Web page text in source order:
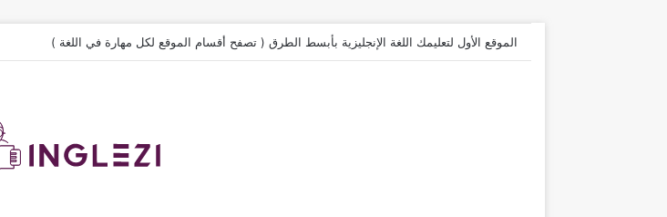
الموقع الأول لتعليمك اللغة الإنجليزية بأبسط الطرق ( تصفح أقسام الموقع لكل مهارة في اللغة )